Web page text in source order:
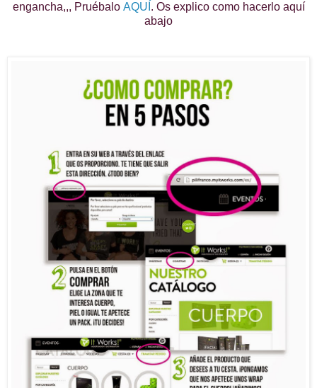
engancha,,, Pruébalo AQUÍ . Os explico como hacerlo aquí
abajo